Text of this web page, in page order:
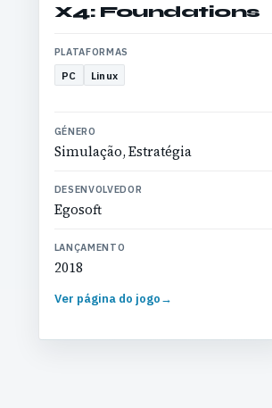
X4: Foundations
PLATAFORMAS
PC Linux
GÉNERO
Simulação, Estratégia
DESENVOLVEDOR
Egosoft
LANÇAMENTO
2018
Ver página do jogo→